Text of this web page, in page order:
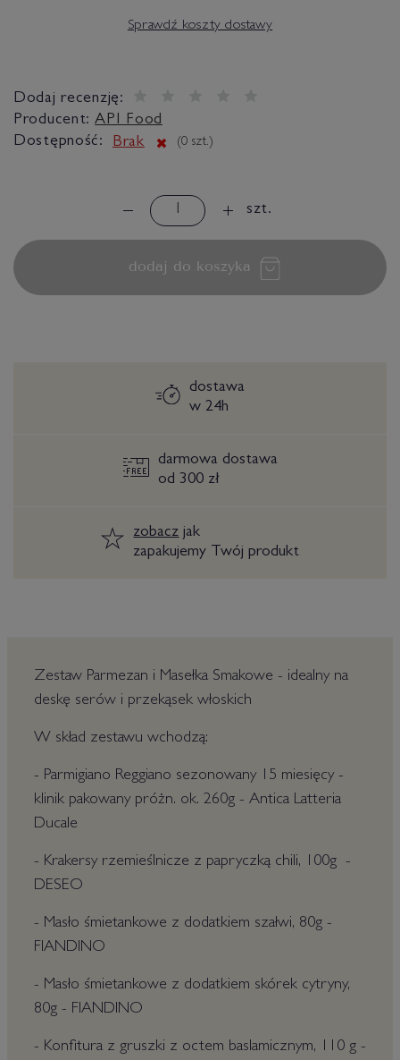
Sprawdź koszty dostawy
Dodaj recenzję:
Producent: API Food
Dostępność:
Brak (0 szt.)
szt.
dodaj do koszyka
dostawa
w 24h
darmowa dostawa
od 300 zł
zobaczjak
zapakujemy Twój produkt
Zestaw Parmezan i Masełka Smakowe - idealny na
deskę serów i przekąsek włoskich
W skład zestawu wchodzą:
- Parmigiano Reggiano sezonowany 15 miesięcy -
klinik pakowany próżn. ok. 260g - Antica Latteria
Ducale
- Krakersy rzemieślnicze z papryczką chili, 100g -
DESEO
- Masło śmietankowe z dodatkiem szałwi, 80g -
FIANDINO
- Masło śmietankowe z dodatkiem skórek cytryny,
80g - FIANDINO
- Konfitura z gruszki z octem baslamicznym, 110 g -